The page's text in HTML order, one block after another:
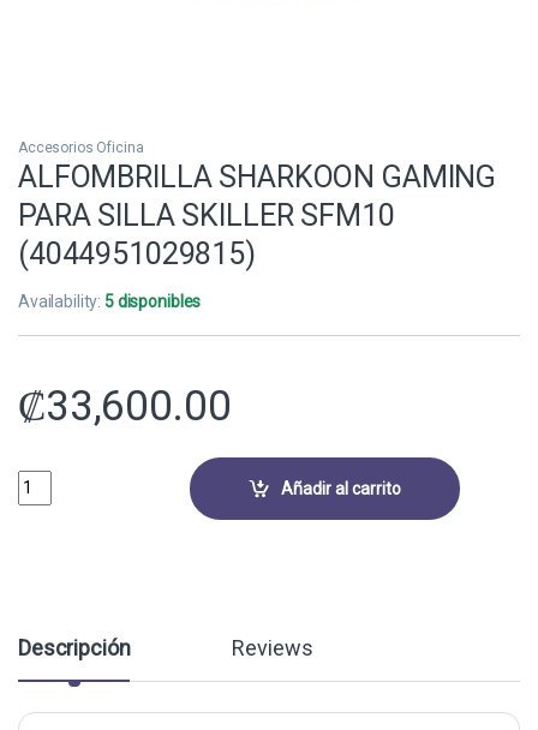
Accesorios Oficina
ALFOMBRILLA SHARKOON GAMING
PARA SILLA SKILLER SFM10
(4044951029815)
Availability:5 disponibles
₡33,600.00
ALFOMBRILLA SHARKOON GAMING PARA SILLA SKILLER SFM10
Añadir al carrito
Descripción Reviews